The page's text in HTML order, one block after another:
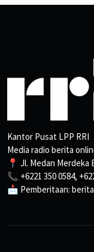
Kantor Pusat LPP RRI
Media radio berita
📍 Jl. Medan Merdeka
📞 +6221 350 0584,
📩 Pemberitaan: